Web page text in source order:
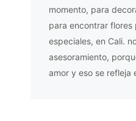
momento, para
para encontrar flores
especiales, en Cali.
asesoramiento,
amor y eso se refleja